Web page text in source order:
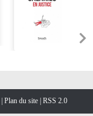
Plan du site RSS 2.0